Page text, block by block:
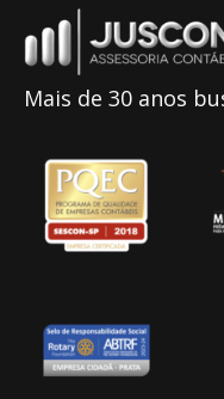
Mais de 30 anos